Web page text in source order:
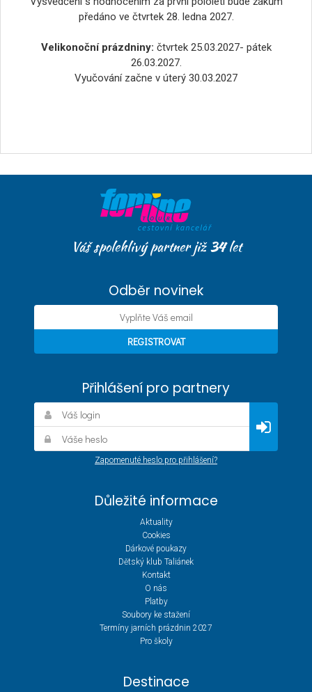
předáno ve čtvrtek 28. ledna 2027.
Velikonoční prázdniny: čtvrtek 25.03.2027- pátek
26.03.2027.
Vyučování začne v úterý 30.03.2027
Váš spolehlivý partner již34let
Odběr novinek
Přihlášení pro partnery
Zapomenuté heslo pro přihlášení?
Důležité informace
Aktuality
Cookies
Dárkové poukazy
Dětský klub Taliánek
Kontakt
O nás
Platby
Soubory ke stažení
Termíny jarních prázdnin 2027
Pro školy
Destinace